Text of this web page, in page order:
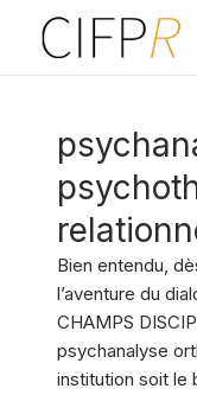
Bien entendu,
l’aventure du
CHAMPS
psychanalyse
institution soit le